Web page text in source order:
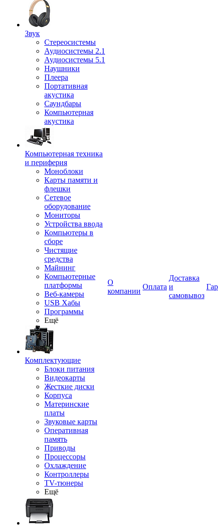
Звук
Стереосистемы
Аудиосистемы 2.1
Аудиосистемы 5.1
Наушники
Плеера
Портативная
акустика
Саундбары
Компьютерная
акустика
Компьютерная техника
и периферия
Моноблоки
Карты памяти и
флешки
Сетевое
оборудование
Мониторы
Устройства ввода
Компьютеры в
сборе
Чистящие
средства
Майнинг
Компьютерные
платформы
Веб-камеры
USB Хабы
Программы
Ещё
Комплектующие
Блоки питания
Видеокарты
Жесткие диски
Корпуса
Материнские
платы
Звуковые карты
Оперативная
память
Приводы
Процессоры
Охлаждение
Контроллеры
TV-тюнеры
Ещё
О
компании
Оплата
Доставка
и
самовывоз